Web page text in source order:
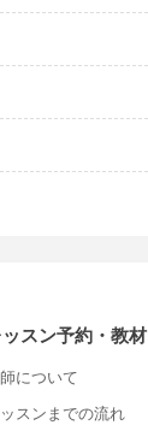
ッスン予約・教材
について
スンまでの流れ